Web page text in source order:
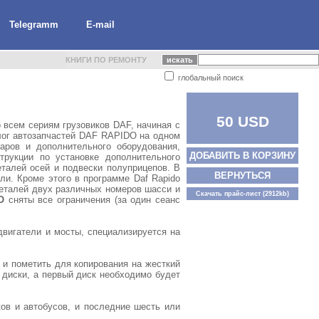
Telegramm E-mail
КНИГИ ПО РЕМОНТУ
глобальный поиск
сериям грузовиков DAF, начиная с
автозапчастей DAF RAPIDO на одном
и дополнительного оборудования,
по установке дополнительного
осей и подвески полуприцепов. В
Кроме этого в программе Daf Rapido
двух различных номеров шасси и
сняты все ограничения (за один сеанс
и мосты, специализируется на
пометить для копирования на жесткий
а первый диск необходимо будет
и автобусов, и последние шесть или
50 USD
ДОБАВИТЬ В КОРЗИНУ
ВЕРНУТЬСЯ
Скачать прайс-лист (2912kb)